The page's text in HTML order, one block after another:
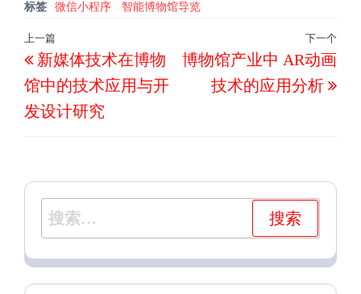
标签 微信小程序 智能博物馆导览
文
章
导
航
上
一
篇
文
上一篇
新媒体技术在博物
馆中的技术应用与开
发设计研究
下
下一个
博物馆产业中 AR动画
技术的应用分析
搜
索：